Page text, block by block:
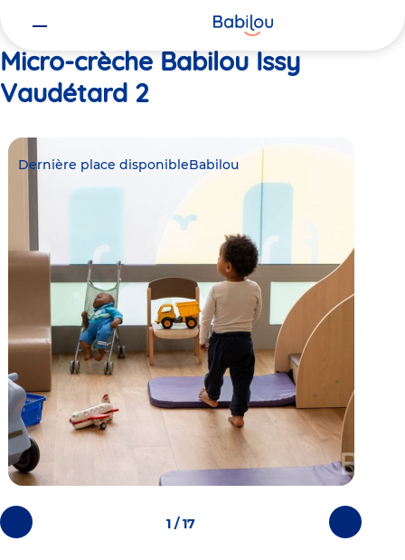
Micro-crèche Babilou Issy
Vaudétard 2
Photos
précédentes
Photos
suivantes
Dernière place disponibleBabilou
1 / 17